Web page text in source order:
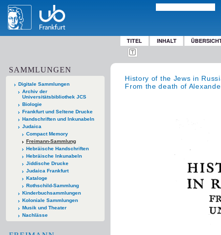
TITEL INHALT
SAMMLUNGEN
Digitale Sammlungen
Archiv der
Universitätsbibliothek JCS
Biologie
Frankfurt und Seltene Drucke
Handschriften und Inkunabeln
Judaica
Compact Memory
Freimann-Sammlung
Hebräische Handschriften
Hebräische Inkunabeln
Jiddische Drucke
Judaica Frankfurt
Kataloge
Rothschild-Sammlung
Kinderbuchsammlungen
Koloniale Sammlungen
Musik und Theater
Nachlässe
History of the Jews in
From the death of